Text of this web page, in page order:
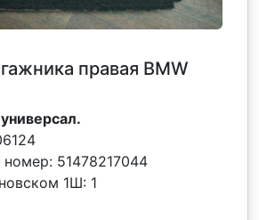
правая BMW
номер: 51478217044
1Ш: 1